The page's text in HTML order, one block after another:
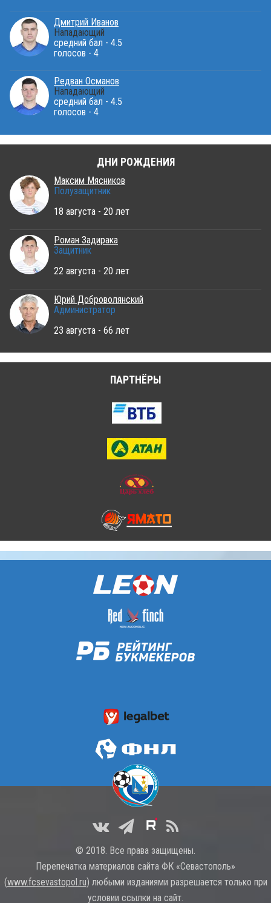
Дмитрий Иванов
Нападающий
средний бал - 4.5
голосов - 4
Редван Османов
Нападающий
средний бал - 4.5
голосов - 4
ДНИ РОЖДЕНИЯ
Максим Мясников
Полузащитник
18 августа - 20 лет
Роман Задирака
Защитник
22 августа - 20 лет
Юрий Доброволянский
Администратор
23 августа - 66 лет
ПАРТНЁРЫ
© 2018. Все права защищены.
Перепечатка материалов сайта ФК «Севастополь»
(www.fcsevastopol.ru) любыми изданиями разрешается только при
условии ссылки на сайт.